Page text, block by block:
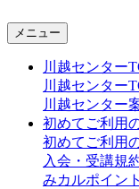
メニュー
川越センター
川越センター
川越センター
初めてご利用
初めてご利用
入会・受講規
みカルポイント